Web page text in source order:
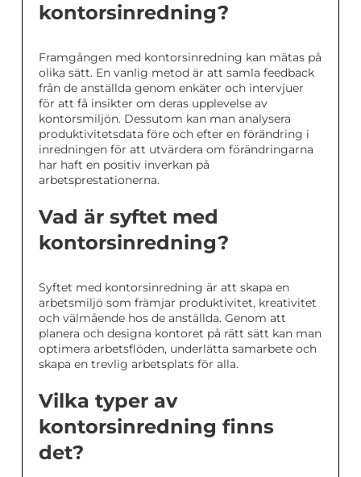
kontorsinredning?
Framgången med kontorsinredning kan mätas på
olika sätt. En vanlig metod är att samla feedback
från de anställda genom enkäter och intervjuer
för att få insikter om deras upplevelse av
kontorsmiljön. Dessutom kan man analysera
produktivitetsdata före och efter en förändring i
inredningen för att utvärdera om förändringarna
har haft en positiv inverkan på
arbetsprestationerna.
Vad är syftet med
kontorsinredning?
Syftet med kontorsinredning är att skapa en
arbetsmiljö som främjar produktivitet, kreativitet
och välmående hos de anställda. Genom att
planera och designa kontoret på rätt sätt kan man
optimera arbetsflöden, underlätta samarbete och
skapa en trevlig arbetsplats för alla.
Vilka typer av
kontorsinredning finns
det?